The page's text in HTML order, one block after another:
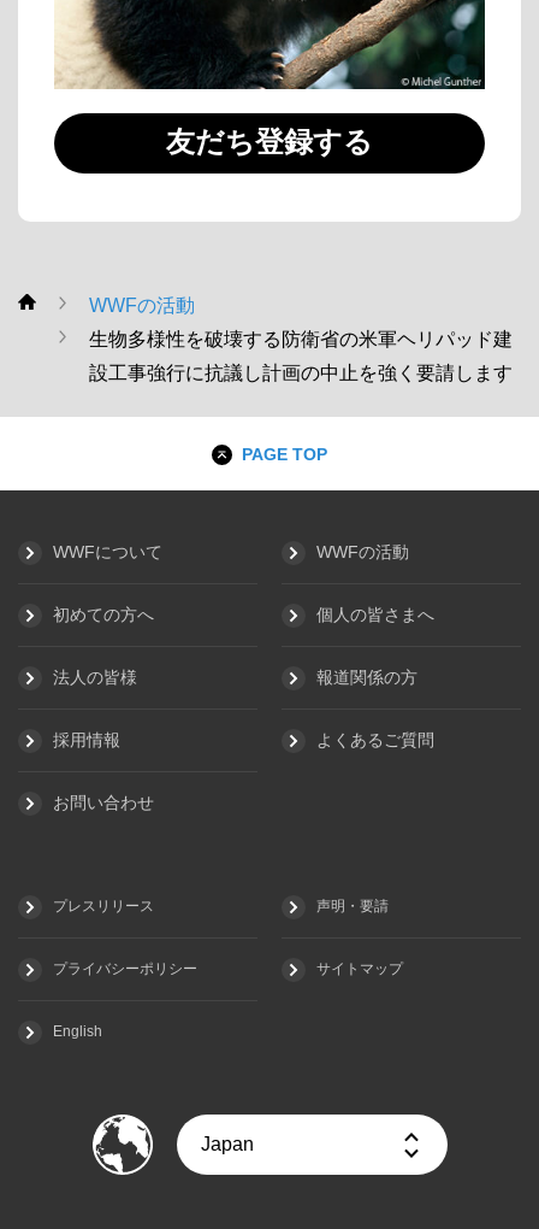
友だち登録する
WWF
WWFの活動
生物多様性を破壊する防衛省の米軍ヘリパッド建
設工事強行に抗議し計画の中止を強く要請します
PAGE TOP
WWFについて WWFの活動
初めての方へ 個人の皆さまへ
法人の皆様 報道関係の方
採用情報 よくあるご質問
お問い合わせ
プレスリリース 声明・要請
プライバシーポリシー サイトマップ
English